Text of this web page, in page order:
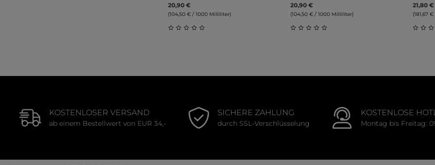
20,90 €
(104,50 € / 1000 Milliliter)
20,90 €
(104,50 € / 1000 Milliliter)
21,80 €
(181,67
KOSTENLOSER VERSAND
ab einem Bestellwert von EUR 34,-
SICHERE ZAHLUNG
durch SSL-Verschlüsselung
KOSTENLOSE
Montag bis Freitag: